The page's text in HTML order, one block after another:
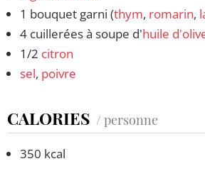
1 bouquet garni (thym, romarin,
4 cuillerées à soupe d'huile
1/2 citron
sel, poivre
CALORIES / personne
350 kcal